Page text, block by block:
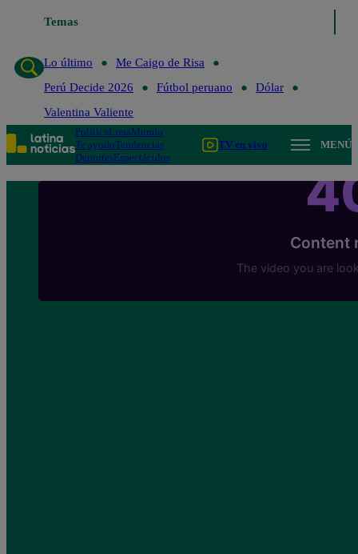
Temas
Lo último
Me Caigo de Risa
Perú Decide 2026
Fútbol peruano
Dólar
Valentina Valiente
PolíticaLimaMundo
Te ayudoTendencias
DeportesEspectáculos
TV en vivo MENÚ